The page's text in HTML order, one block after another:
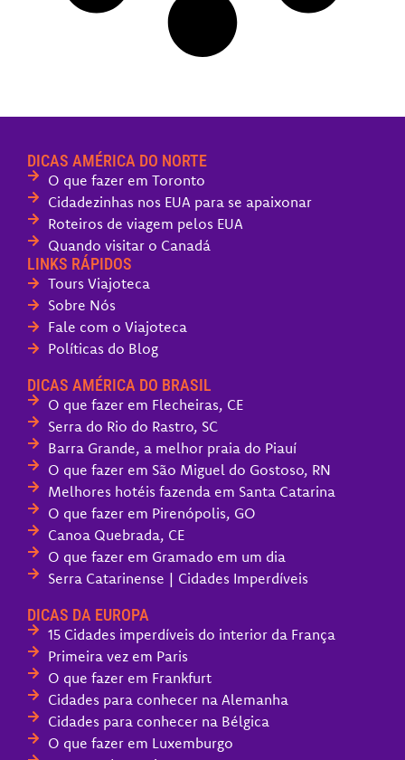
DICAS AMÉRICA DO NORTE
O que fazer em Toronto
Cidadezinhas nos EUA para se apaixonar
Roteiros de viagem pelos EUA
Quando visitar o Canadá
LINKS RÁPIDOS
Tours Viajoteca
Sobre Nós
Fale com o Viajoteca
Políticas do Blog
DICAS AMÉRICA DO BRASIL
O que fazer em Flecheiras, CE
Serra do Rio do Rastro, SC
Barra Grande, a melhor praia do Piauí
O que fazer em São Miguel do Gostoso, RN
Melhores hotéis fazenda em Santa Catarina
O que fazer em Pirenópolis, GO
Canoa Quebrada, CE
O que fazer em Gramado em um dia
Serra Catarinense | Cidades Imperdíveis
DICAS DA EUROPA
15 Cidades imperdíveis do interior da França
Primeira vez em Paris
O que fazer em Frankfurt
Cidades para conhecer na Alemanha
Cidades para conhecer na Bélgica
O que fazer em Luxemburgo